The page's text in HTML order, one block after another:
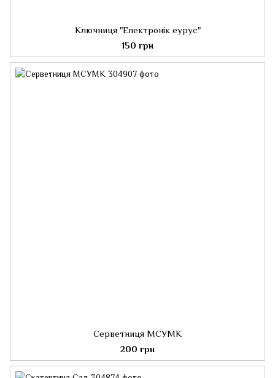
Ключниця "Електронік еурус"
150 грн
Серветниця МСУМК
200 грн